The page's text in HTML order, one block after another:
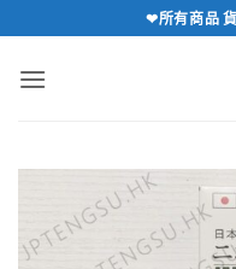
轉
❤所有商品